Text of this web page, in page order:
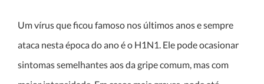
Um vírus que ficou famoso nos últimos anos e sempre
ataca nesta época do ano é o H1N1. Ele pode ocasionar
sintomas semelhantes aos da gripe comum, mas com